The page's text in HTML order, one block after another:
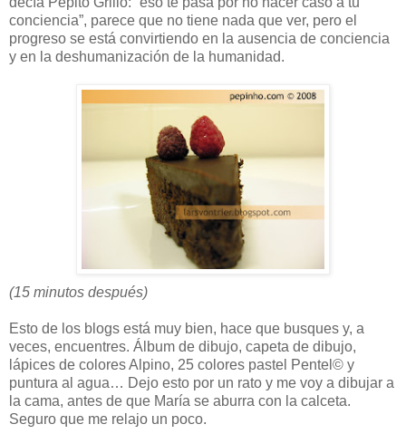
conciencia”, parece que no tiene nada que ver, pero el
progreso se está convirtiendo en la ausencia de conciencia
y en la deshumanización de la humanidad.
(15 minutos después)
Esto de los blogs está muy bien, hace que busques y, a
veces, encuentres. Álbum de dibujo, capeta de dibujo,
lápices de colores Alpino, 25 colores pastel Pentel© y
puntura al agua… Dejo esto por un rato y me voy a dibujar a
la cama, antes de que María se aburra con la calceta.
Seguro que me relajo un poco.